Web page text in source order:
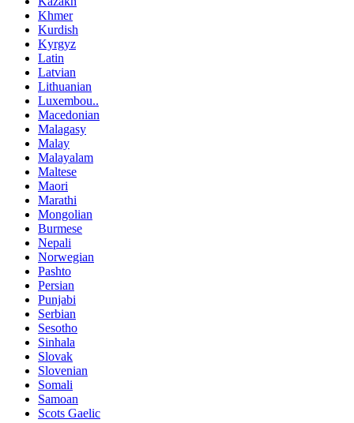
Khmer
Kurdish
Kyrgyz
Latin
Latvian
Lithuanian
Luxembou..
Macedonian
Malagasy
Malay
Malayalam
Maltese
Maori
Marathi
Mongolian
Burmese
Nepali
Norwegian
Pashto
Persian
Punjabi
Serbian
Sesotho
Sinhala
Slovak
Slovenian
Somali
Samoan
Scots Gaelic